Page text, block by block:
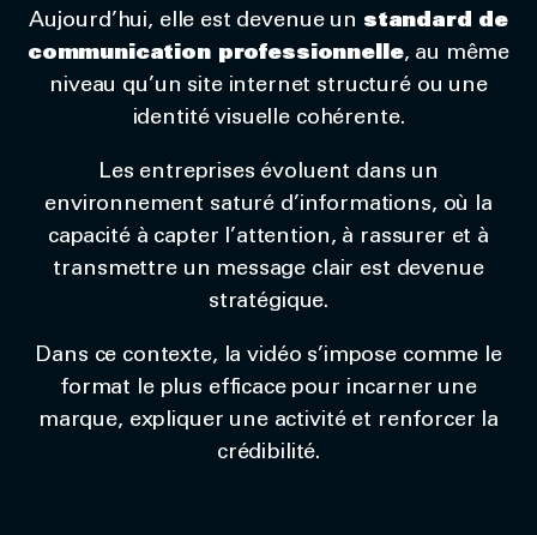
Aujourd’hui, elle est devenue un standard de
communication professionnelle, au même
niveau qu’un site internet structuré ou une
identité visuelle cohérente.
Les entreprises évoluent dans un
environnement saturé d’informations, où la
capacité à capter l’attention, à rassurer et à
transmettre un message clair est devenue
stratégique.
Dans ce contexte, la vidéo s’impose comme le
format le plus efficace pour incarner une
marque, expliquer une activité et renforcer la
crédibilité.